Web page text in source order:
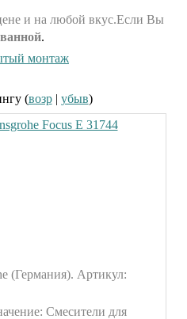
и на любой вкус.Если Вы
.
монтаж
(возр| убыв)
Focus E 31744
(Германия). Артикул:
Смесители для